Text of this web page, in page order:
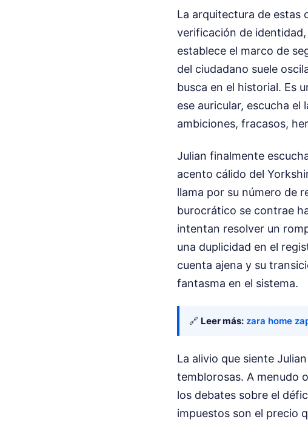
La arquitectura de estas
verificación de
establece el marco de
del ciudadano suele
busca en el historial. Es
ese auricular, escucha el
ambiciones, fracasos,
Julian finalmente
acento cálido del
llama por su número de
burocrático se contrae
intentan resolver un
una duplicidad en el
cuenta ajena y su
fantasma en el sistema.
🔗 Leer más: zara home
La alivio que siente
temblorosas. A menudo
los debates sobre el
impuestos son el precio